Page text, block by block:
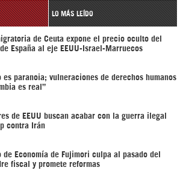
LO MÁS LEÍDO
de Ceuta expone el precio oculto del
España al eje EEUU-Israel-Marruecos
es paranoia; vulneraciones de derechos humanos
es real”
de EEUU buscan acabar con la guerra ilegal
contra Irán
de Economía de Fujimori culpa al pasado del
fiscal y promete reformas